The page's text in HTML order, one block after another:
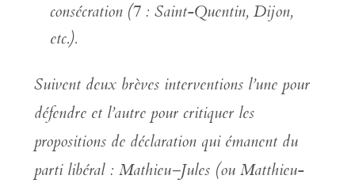
consécration (7 : Saint-Quentin, Dijon,
etc.).
Suivent deux brèves interventions l’une pour
défendre et l’autre pour critiquer les
propositions de déclaration qui émanent du
parti libéral : Mathieu–Jules (ou Matthieu-